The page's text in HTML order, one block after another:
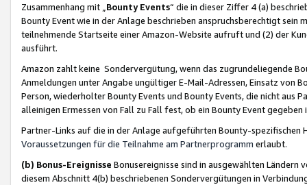
Zusammenhang mit „ Bounty Events“ die in dieser Ziffer 4 (a)
Bounty Event wie in der Anlage beschrieben anspruchsberechtigt sein
teilnehmende Startseite einer Amazon-Website aufruft und (2) der
ausführt.
Amazon zahlt keine Sondervergütung, wenn das zugrundeliegende
Anmeldungen unter Angabe ungültiger E-Mail-Adressen, Einsatz von
Person, wiederholter Bounty Events und Bounty Events, die nicht
alleinigen Ermessen von Fall zu Fall fest, ob ein Bounty Event
Partner-Links auf die in der Anlage aufgeführten Bounty-spezifischen
Voraussetzungen für die Teilnahme am Partnerprogramm erlaubt.
(b) Bonus-Ereignisse Bonusereignisse sind in ausgewählten Ländern
diesem Abschnitt 4(b) beschriebenen Sondervergütungen in